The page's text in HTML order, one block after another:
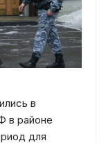
в
в районе
для